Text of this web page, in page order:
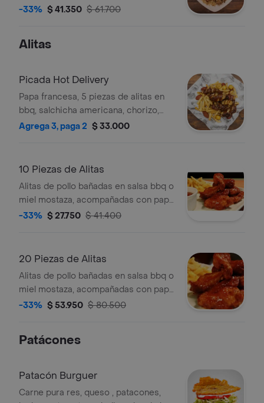
carne desmechada, queso, huevos de
-33% $ 41.350 $ 61.700
Alitas
Picada Hot Delivery
Papa francesa, 5 piezas de alitas en
bbq, salchicha americana, chorizo,
papa criolla..
Agrega 3, paga 2 $ 33.000
10 Piezas de Alitas
Alitas de pollo bañadas en salsa bbq o
miel mostaza, acompañadas con papa
a la francesa. Cantidad a elección.
-33% $ 27.750 $ 41.400
20 Piezas de Alitas
Alitas de pollo bañadas en salsa bbq o
miel mostaza, acompañadas con papa
a la francesa.
-33% $ 53.950 $ 80.500
Patácones
Patacón Burguer
Carne pura res, queso , patacones,